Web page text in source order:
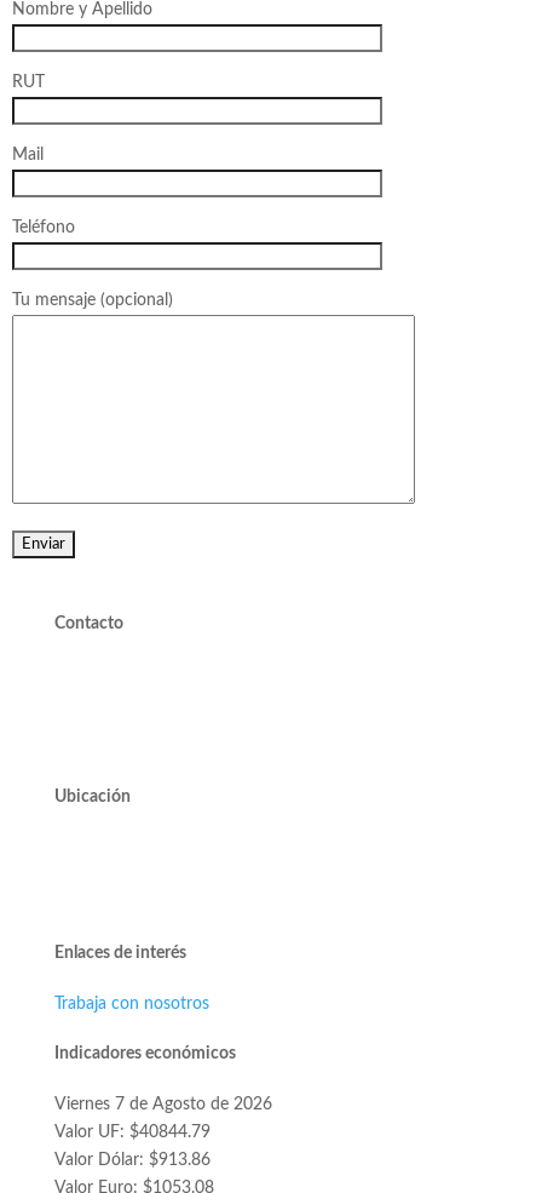
Nombre y Apellido
RUT
Mail
Teléfono
Tu mensaje (opcional)
Contacto
Ubicación
Enlaces de interés
Trabaja con nosotros
Indicadores económicos
Viernes 7 de Agosto de 2026
Valor UF: $40844.79
Valor Dólar: $913.86
Valor Euro: $1053.08